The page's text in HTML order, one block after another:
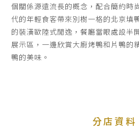
宴
及
婚
搜尋
個關係源遠流長的概念，配合簡約時
代的年輕食客帶來別樹一格的北京
的裝潢歐陸式閒逸，餐廳當眼處設半
展示區，一邊欣賞大廚烤鴨和片鴨的
鴨的美味。
分店資料